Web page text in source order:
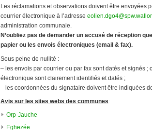
Les réclamations et observations doivent être envoyées
courrier électronique à l’adresse
administration communale.
N’oubliez pas de demander un accusé de réception
papier ou les envois électroniques (email & fax).
Sous peine de nullité :
– les envois par courrier ou par fax sont datés et signés ;
électronique sont clairement identifiés et datés ;
– les coordonnées du signataire doivent être indiquées
Avis sur les sites webs des communes:
Orp-Jauche
Eghezée